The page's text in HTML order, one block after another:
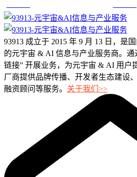
93913 成立于 2015 年 9 月 13 日，是
的元宇宙 & AI 信息与产业服务商。通
链接” 开展业务，为元宇宙 & AI 用户
厂商提供品牌传播、开发者生态建设
融资顾问等服务。 关于我们>>